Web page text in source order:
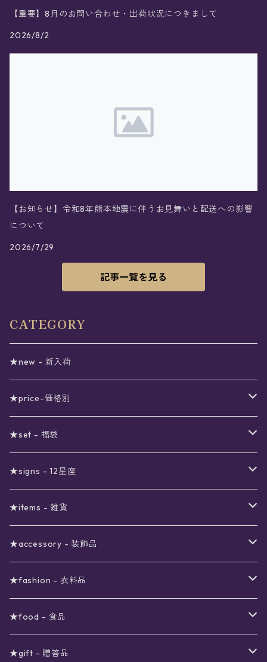
【重要】8月のお問い合わせ・出荷状況につきまして
2026/8/2
【お知らせ】令和8年熊本地震に伴うお見舞いと配送への影響
について
2026/7/29
記事一覧を見る
CATEGORY
★new - 新入荷
★price-価格別
セール
真夜中のSALE
予約限定SALE
〜1000円
〜2000円
〜3000円
〜4000円
〜5000円
〜6000円
★set - 福袋
12星座福袋
星の市福袋
★signs - 12星座
12星座ギフトセット
★items - 雑貨
ステーショナリー
ギフトボックス
ノート
メイクアップ
ネイルカラー
アロマスプレー
ポーチ
夜空の星月
扇子(うちわ)
★accessory - 装飾品
ピアス
星
月
イヤリング
星
ネックレス
★fashion - 衣料品
ワンピース
スター
トップス
★food - 食品
珈琲
★gift - 贈答品